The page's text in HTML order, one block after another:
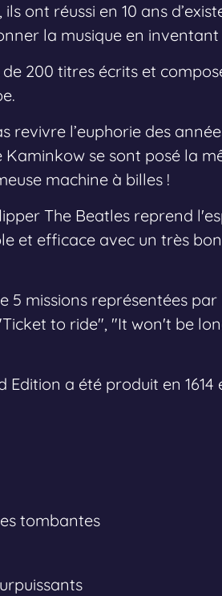
ont réussi en 10 ans
la musique en
200 titres écrits et
revivre l’euphorie des
se sont posé la
machine à billes !
The Beatles reprend
et efficace avec un très
5 missions représentées
to ride", "It won't be
Edition a été produit en
tombantes